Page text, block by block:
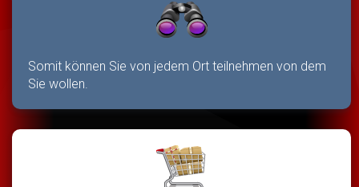
Somit können Sie von jedem Ort teilnehmen von dem
Sie wollen.